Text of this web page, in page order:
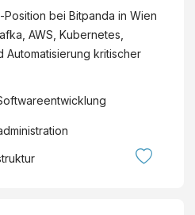
bei Bitpanda in Wien
AWS, Kubernetes,
Automatisierung kritischer